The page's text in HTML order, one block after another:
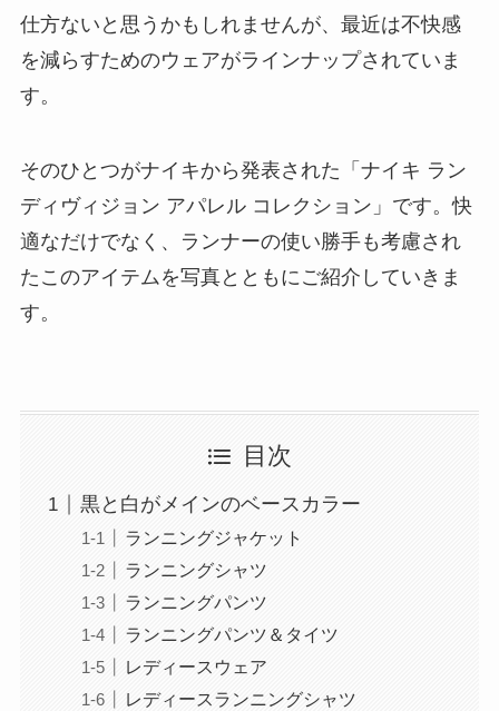
仕方ないと思うかもしれませんが、最近は不快感
を減らすためのウェアがラインナップされていま
す。
そのひとつがナイキから発表された「ナイキ ラン
ディヴィジョン アパレル コレクション」です。快
適なだけでなく、ランナーの使い勝手も考慮され
たこのアイテムを写真とともにご紹介していきま
す。
目次
黒と白がメインのベースカラー
ランニングジャケット
ランニングシャツ
ランニングパンツ
ランニングパンツ＆タイツ
レディースウェア
レディースランニングシャツ